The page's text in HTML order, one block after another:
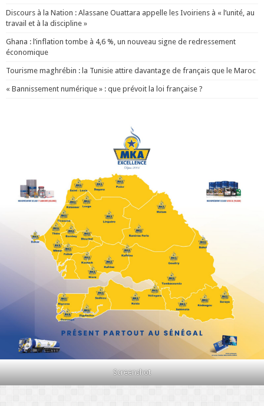
Discours à la Nation : Alassane Ouattara appelle les Ivoiriens à « l’unité, au
travail et à la discipline »
Ghana : l’inflation tombe à 4,6 %, un nouveau signe de redressement
économique
Tourisme maghrébin : la Tunisie attire davantage de français que le Maroc
« Bannissement numérique » : que prévoit la loi française ?
Screenshot